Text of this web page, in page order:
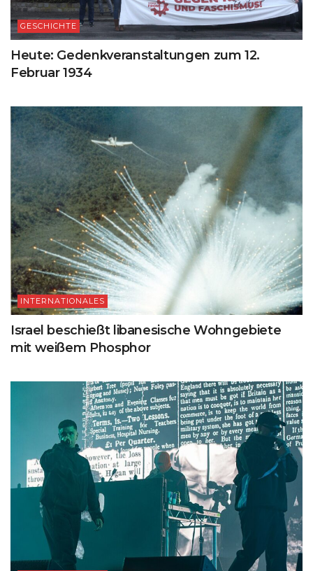
GESCHICHTE
Heute: Gedenkveranstaltungen zum 12.
Februar 1934
INTERNATIONALES
Israel beschießt libanesische Wohngebiete
mit weißem Phosphor